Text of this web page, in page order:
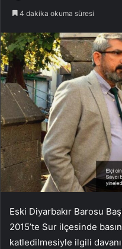
4 dakika okuma süresi
Eski Diyarbakır Barosu
2015’te Sur ilçesinde
katledilmesiyle ilgili